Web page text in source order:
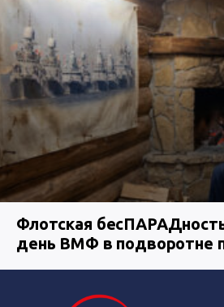
Флотская
день ВМФ в подворотне